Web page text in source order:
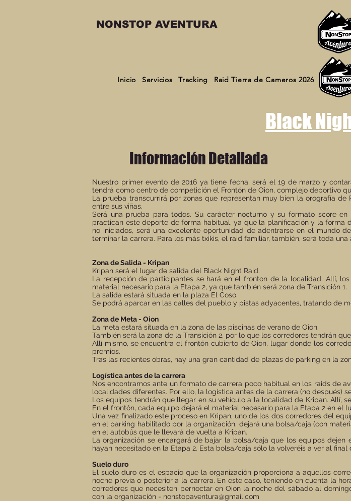
NONSTOP AVENTURA
Inicio Servicios Tracking Raid Tierra de Cameros 2026 NS
Black
Información Detallada
Nuestro primer evento de 2016 ya tiene fecha, será el 19 de marzo y
tendrá como centro de competición el Frontón de Oion, complejo deportivo
La prueba transcurrirá por zonas que representan muy bien la orografía
entre sus viñas.
Será una prueba para todos. Su carácter nocturno y su formato score
practican este deporte de forma habitual, ya que la planificación y la forma
no iniciados, será una excelente oportunidad de adentrarse en el mundo
terminar la carrera. Para los más txikis, el raid familiar, también, será toda una
Zona de Salida - Kripan
Kripan será el lugar de salida del Black Night Raid.
La recepción de participantes se hará en el fronton de la localidad. Allí,
material necesario para la Etapa 2, ya que también será zona de Transición 1.
La salida estará situada en la plaza El Coso.
Se podrá aparcar en las calles del pueblo y pistas adyacentes, tratando de
Zona de Meta - Oion
La meta estará situada en la zona de las piscinas de verano de Oion.
También será la zona de la Transición 2, por lo que los corredores tendrán
Allí mismo, se encuentra el frontón cubierto de Oion, lugar donde los
premios.
Tras las recientes obras, hay una gran cantidad de plazas de parking en la
Logística antes de la carrera
Nos encontramos ante un formato de carrera poco habitual en los raids de
localidades diferentes. Por ello, la logística antes de la carrera (no después)
Los equipos tendrán que llegar en su vehículo a la localidad de Kripan. Allí,
En el frontón, cada equipo dejará el material necesario para la Etapa 2 en el
Una vez finalizado este proceso en Kripan, uno de los dos corredores del
en el parking habilitado por la organización, dejará una bolsa/caja (con
en el autobús que le llevará de vuelta a Kripan.
La organización se encargará de bajar la bolsa/caja que los equipos
hayan necesitado en la Etapa 2. Esta bolsa/caja sólo la volveréis a ver al final
Suelo duro
El suelo duro es el espacio que la organización proporciona a aquellos
noche previa o posterior a la carrera. En este caso, teniendo en cuenta la
corredores que necesiten pernoctar en Oion la noche del sábado al
con la organización - nonstopaventura@gmail.com